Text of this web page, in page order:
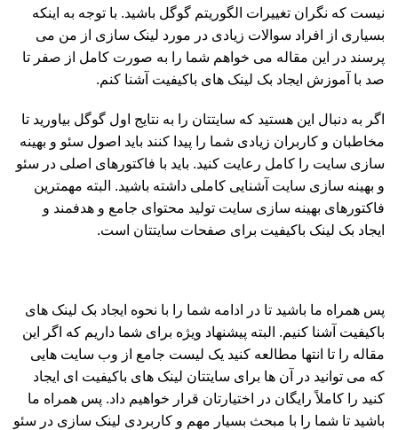
نیست که نگران تغییرات الگوریتم گوگل باشید. با توجه به اینکه
بسیاری از افراد سوالات زیادی در مورد لینک سازی از من می
پرسند در این مقاله می خواهم شما را به صورت کامل از صفر تا
صد با آموزش ایجاد بک لینک های باکیفیت آشنا کنم.
اگر به دنبال این هستید که سایتتان را به نتایج اول گوگل بیاورید تا
مخاطبان و کاربران زیادی شما را پیدا کنند باید اصول سئو و بهینه
سازی سایت را کامل رعایت کنید. باید با فاکتورهای اصلی در سئو
و بهینه سازی سایت آشنایی کاملی داشته باشید. البته مهمترین
فاکتورهای بهینه سازی سایت تولید محتوای جامع و هدفمند و
ایجاد بک لینک باکیفیت برای صفحات سایتتان است.
پس همراه ما باشید تا در ادامه شما را با نحوه ایجاد بک لینک های
باکیفیت آشنا کنیم. البته پیشنهاد ویژه برای شما داریم که اگر این
مقاله را تا انتها مطالعه کنید یک لیست جامع از وب سایت هایی
که می توانید در آن ها برای سایتتان لینک های باکیفیت ای ایجاد
کنید را کاملاً رایگان در اختیارتان قرار خواهیم داد. پس همراه ما
باشید تا شما را با مبحث بسیار مهم و کاربردی لینک سازی در سئو